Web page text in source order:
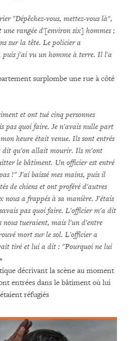
"Dépêchez-vous, mettez-vous là",
rangée d'[environ six] hommes ;
sur la tête. Le policier a
puis j'ai vu un homme à terre. Il l'a
surplombe une rue à côté
et ont tué cinq personnes
pas quoi faire. Je n'avais nulle part
heure était venue. Ils sont entrés
dit qu'on allait mourir. Ils m'ont
le bâtiment. Un officier est entré
!" J'ai baissé mes mains, puis il
de chiens et ont proféré d'autres
nous a frappés à sa manière. J'étais
pas quoi faire. L'officier m'a dit
nous tueraient, mais l'un d'entre
mort sur le sol. L'officier a
tiré et lui a dit : "Pourquoi ne lui
décrivant la scène au moment
entrées dans le bâtiment où lui
réfugiés